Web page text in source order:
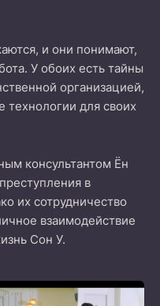
и они понимают,
У обоих есть тайны
организацией,
технологии для своих
консультантом Ён
в
их сотрудничество
взаимодействие
Сон У.